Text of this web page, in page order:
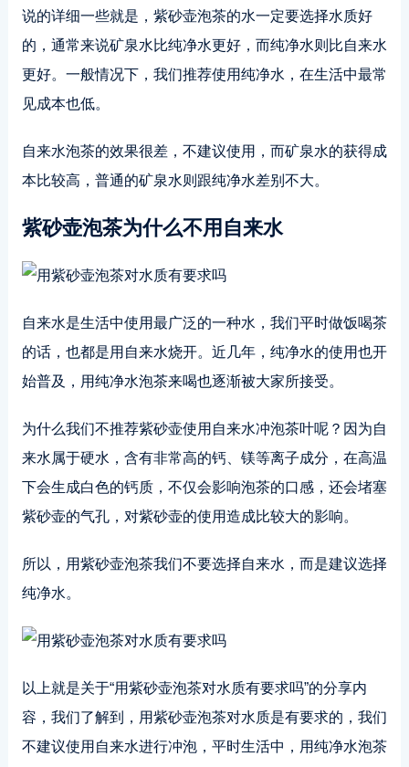
说的详细一些就是，紫砂壶泡茶的水一定要选择水质好
的，通常来说矿泉水比纯净水更好，而纯净水则比自来水
更好。一般情况下，我们推荐使用纯净水，在生活中最常
见成本也低。
自来水泡茶的效果很差，不建议使用，而矿泉水的获得成
本比较高，普通的矿泉水则跟纯净水差别不大。
紫砂壶泡茶为什么不用自来水
自来水是生活中使用最广泛的一种水，我们平时做饭喝茶
的话，也都是用自来水烧开。近几年，纯净水的使用也开
始普及，用纯净水泡茶来喝也逐渐被大家所接受。
为什么我们不推荐紫砂壶使用自来水冲泡茶叶呢？因为自
来水属于硬水，含有非常高的钙、镁等离子成分，在高温
下会生成白色的钙质，不仅会影响泡茶的口感，还会堵塞
紫砂壶的气孔，对紫砂壶的使用造成比较大的影响。
所以，用紫砂壶泡茶我们不要选择自来水，而是建议选择
纯净水。
以上就是关于“用紫砂壶泡茶对水质有要求吗”的分享内
容，我们了解到，用紫砂壶泡茶对水质是有要求的，我们
不建议使用自来水进行冲泡，平时生活中，用纯净水泡茶